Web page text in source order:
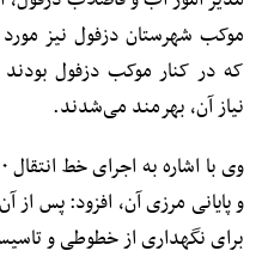
موکب شهرستان دزفول نیز
که در کنار موکب دزفول
نیاز آن، بهرمند می‌شدند.
و پایانی مرزی آن، افزود: پس
برای نگهداری از خطوطی و